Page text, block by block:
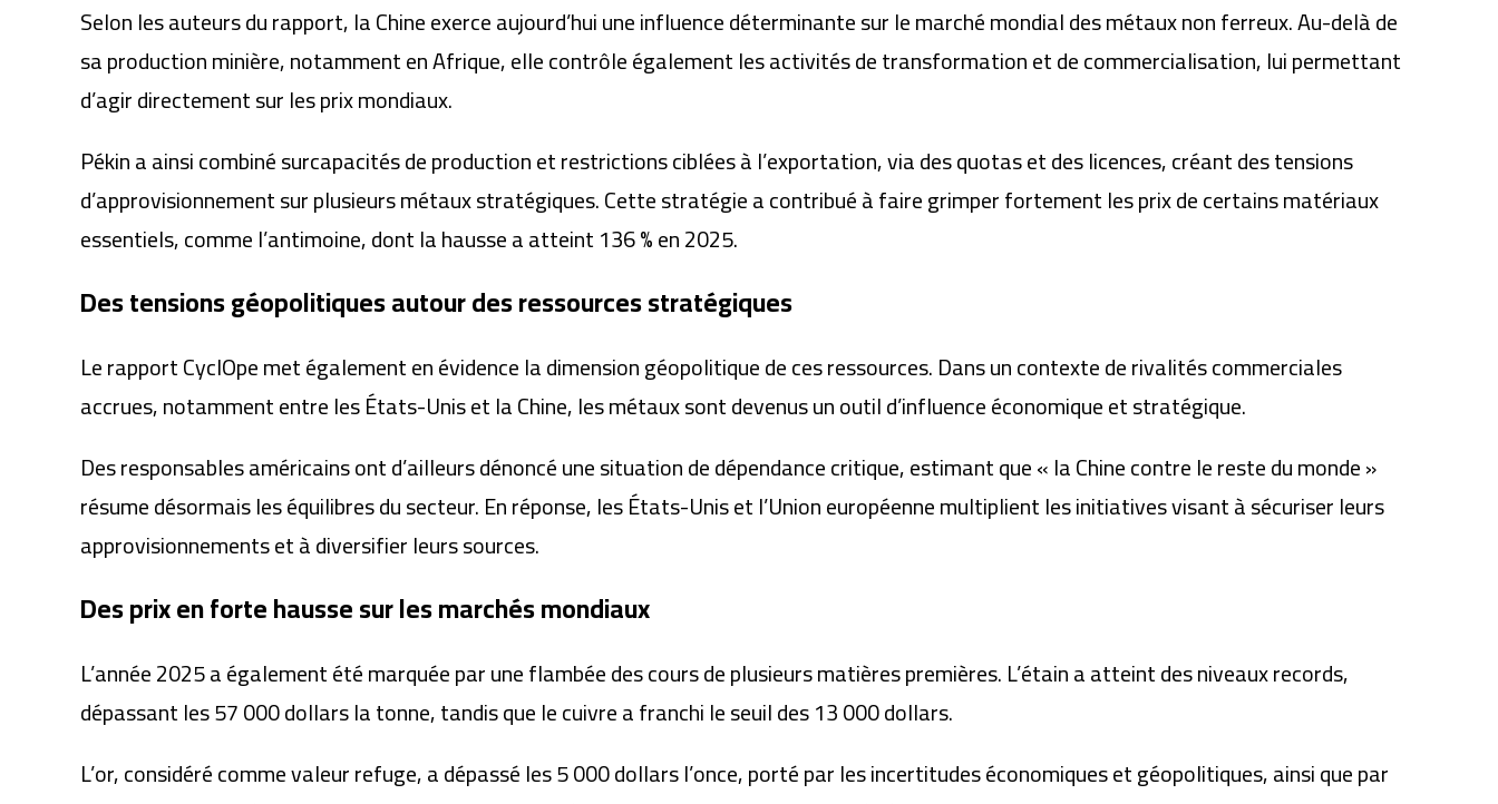
Selon les auteurs du rapport, la Chine exerce aujourd’hui une influence déterminante sur le marché mondial des métaux non ferreux. Au-delà de
sa production minière, notamment en Afrique, elle contrôle également les activités de transformation et de commercialisation, lui permettant
d’agir directement sur les prix mondiaux.
Pékin a ainsi combiné surcapacités de production et restrictions ciblées à l’exportation, via des quotas et des licences, créant des tensions
d’approvisionnement sur plusieurs métaux stratégiques. Cette stratégie a contribué à faire grimper fortement les prix de certains matériaux
essentiels, comme l’antimoine, dont la hausse a atteint 136 % en 2025.
Des tensions géopolitiques autour des ressources stratégiques
Le rapport CyclOpe met également en évidence la dimension géopolitique de ces ressources. Dans un contexte de rivalités commerciales
accrues, notamment entre les États-Unis et la Chine, les métaux sont devenus un outil d’influence économique et stratégique.
Des responsables américains ont d’ailleurs dénoncé une situation de dépendance critique, estimant que « la Chine contre le reste du monde »
résume désormais les équilibres du secteur. En réponse, les États-Unis et l’Union européenne multiplient les initiatives visant à sécuriser leurs
approvisionnements et à diversifier leurs sources.
Des prix en forte hausse sur les marchés mondiaux
L’année 2025 a également été marquée par une flambée des cours de plusieurs matières premières. L’étain a atteint des niveaux records,
dépassant les 57 000 dollars la tonne, tandis que le cuivre a franchi le seuil des 13 000 dollars.
L’or, considéré comme valeur refuge, a dépassé les 5 000 dollars l’once, porté par les incertitudes économiques et géopolitiques, ainsi que par